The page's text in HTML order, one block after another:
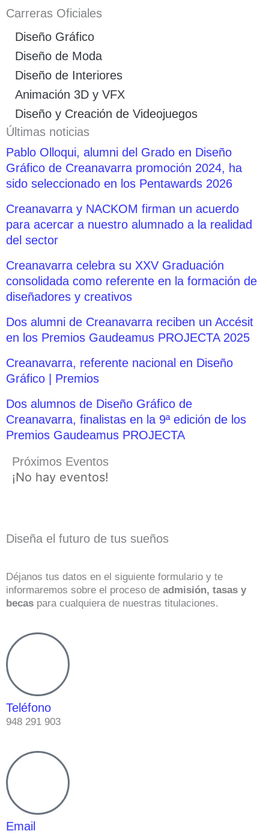
Carreras Oficiales
Diseño Gráfico
Diseño de Moda
Diseño de Interiores
Animación 3D y VFX
Diseño y Creación de Videojuegos
Últimas noticias
Pablo Olloqui, alumni del Grado en Diseño
Gráfico de Creanavarra promoción 2024, ha
sido seleccionado en los Pentawards 2026
Creanavarra y NACKOM firman un acuerdo
para acercar a nuestro alumnado a la realidad
del sector
Creanavarra celebra su XXV Graduación
consolidada como referente en la formación de
diseñadores y creativos
Dos alumni de Creanavarra reciben un Accésit
en los Premios Gaudeamus PROJECTA 2025
Creanavarra, referente nacional en Diseño
Gráfico | Premios
Dos alumnos de Diseño Gráfico de
Creanavarra, finalistas en la 9ª edición de los
Premios Gaudeamus PROJECTA
Próximos Eventos
¡No hay eventos!
Diseña el futuro de tus sueños
Déjanos tus datos en el siguiente formulario y te
informaremos sobre el proceso de admisión, tasas y
becas para cualquiera de nuestras titulaciones.
Teléfono
948 291 903
Email